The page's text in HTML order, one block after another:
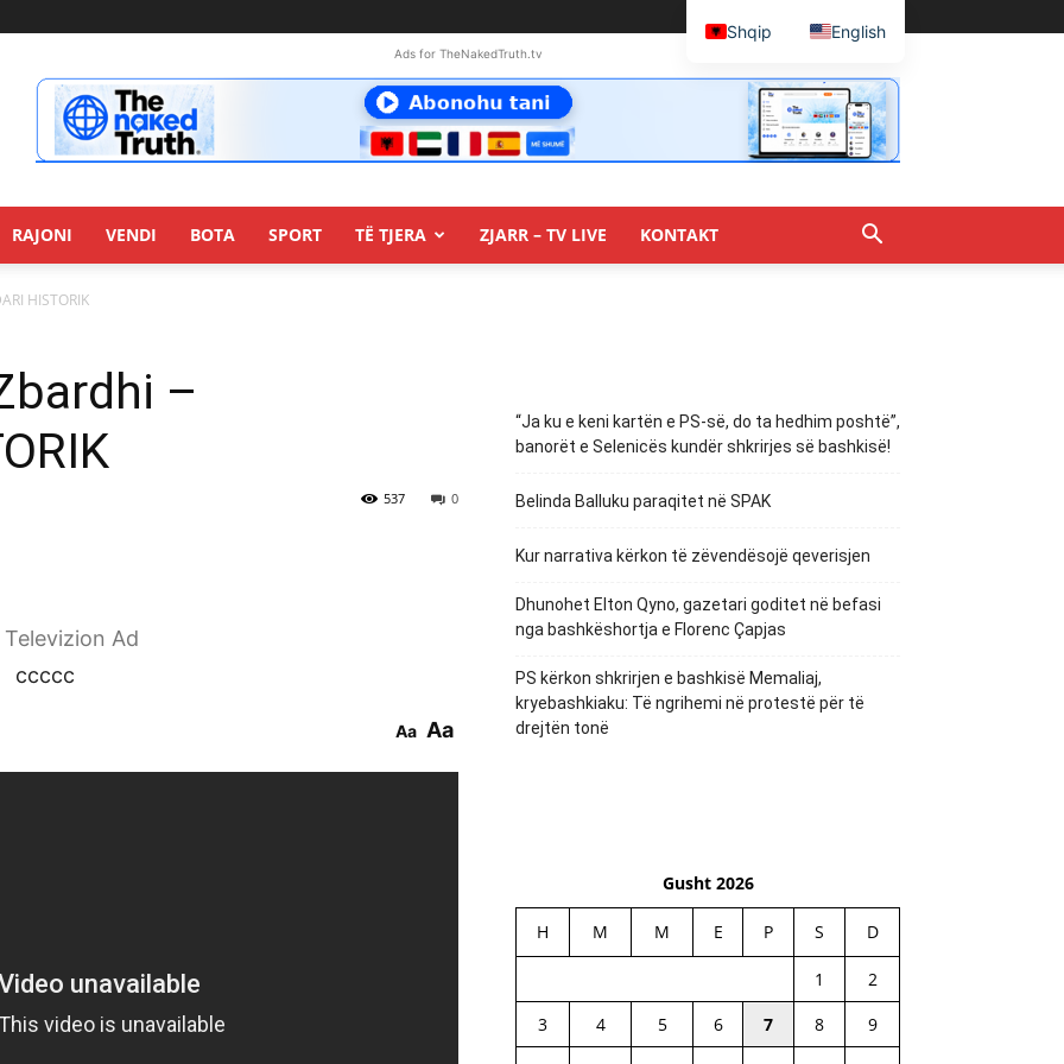
Ads for TheNakedTruth.tv
RAJONI VENDI BOTA SPORT TË TJERA ZJARR – TV LIVE KONTAKT
HISTORIK
–
0
537
Ad
ccccc
Aa Aa
“Ja ku e keni kartën e PS-së, do ta hedhim poshtë”,
banorët e Selenicës kundër shkrirjes së bashkisë!
Belinda Balluku paraqitet në SPAK
Kur narrativa kërkon të zëvendësojë qeverisjen
Dhunohet Elton Qyno, gazetari goditet në befasi
nga bashkëshortja e Florenc Çapjas
PS kërkon shkrirjen e bashkisë Memaliaj,
kryebashkiaku: Të ngrihemi në protestë për të
drejtën tonë
Gusht 2026
H M M E P S D
1
2
3
4 5 6 7 8
9
Shqip English